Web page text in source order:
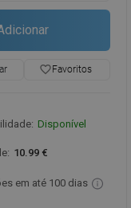
favorite_borderFavoritos
Disponível
10.99 €
em até 100 dias